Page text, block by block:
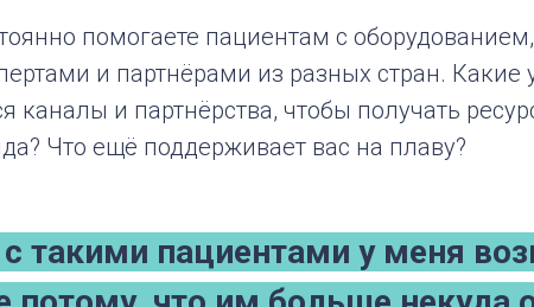
помогаете пациентам с
и партнёрами из разных стран. Какие
каналы и партнёрства, чтобы получать
Что ещё поддерживает вас на плаву?
такими пациентами у меня